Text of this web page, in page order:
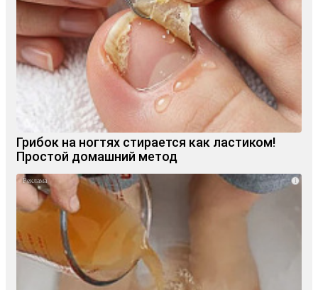
Грибок на ногтях стирается как ластиком!
Простой домашний метод
i